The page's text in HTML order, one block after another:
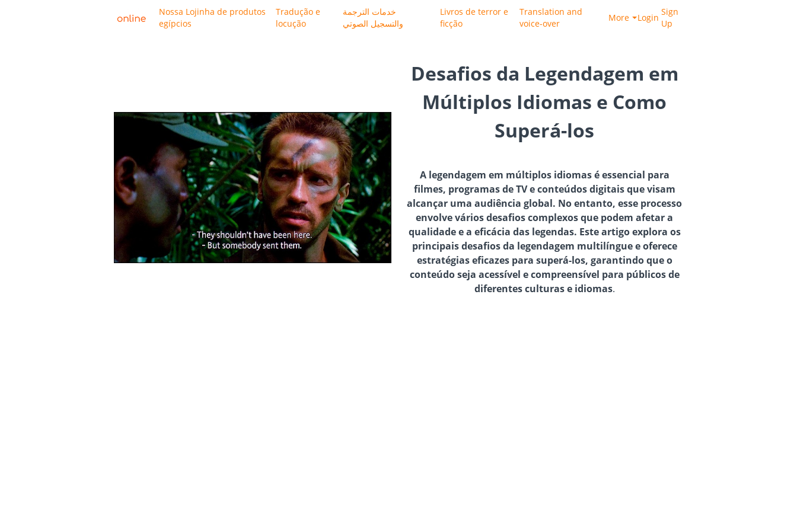
Nossa Lojinha de produtos
egípcios
Tradução e
locução
خدمات الترجمة
والتسجيل الصوتي
Livros de terror e
ficção
Translation and
voice-over
More Login
Sign
Up
Desafios da Legendagem em
Múltiplos Idiomas e Como
Superá-los
A legendagem em múltiplos idiomas é essencial para
filmes, programas de TV e conteúdos digitais que visam
alcançar uma audiência global. No entanto, esse processo
envolve vários desafios complexos que podem afetar a
qualidade e a eficácia das legendas. Este artigo explora os
principais desafios da legendagem multilíngue e oferece
estratégias eficazes para superá-los, garantindo que o
conteúdo seja acessível e compreensível para públicos de
diferentes culturas e idiomas.